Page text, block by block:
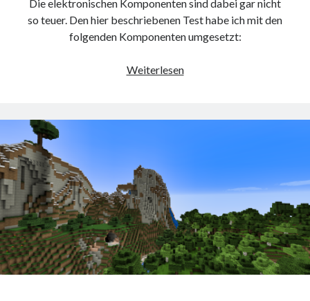
Mikrocontroller
Nützliches
Seiten
Running
Impressum / Datenschutz
RSS Feed
Arduino und BME 280
Die elektronischen Komponenten sind dabei gar nicht
so teuer. Den hier beschriebenen Test habe ich mit den
folgenden Komponenten umgesetzt:
WeiterlesenArduino
280